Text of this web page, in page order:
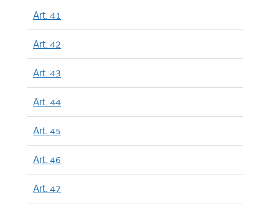
Art. 41
Art. 42
Art. 43
Art. 44
Art. 45
Art. 46
Art. 47